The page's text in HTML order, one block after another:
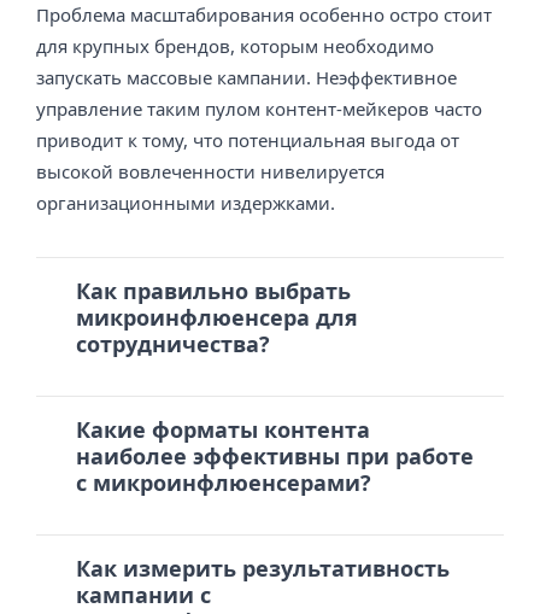
Проблема масштабирования особенно остро стоит
для крупных брендов, которым необходимо
запускать массовые кампании. Неэффективное
управление таким пулом контент-мейкеров часто
приводит к тому, что потенциальная выгода от
высокой вовлеченности нивелируется
организационными издержками.
Как правильно выбрать
микроинфлюенсера для
сотрудничества?
Какие форматы контента
наиболее эффективны при работе
с микроинфлюенсерами?
Как измерить результативность
кампании с